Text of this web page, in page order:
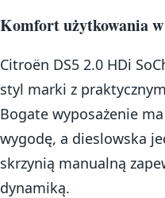
Komfort użytkowania
Citroën DS5 2.0 HDi
styl marki z
Bogate wyposażenie
wygodę, a dieslowska
skrzynią manualną
dynamiką.